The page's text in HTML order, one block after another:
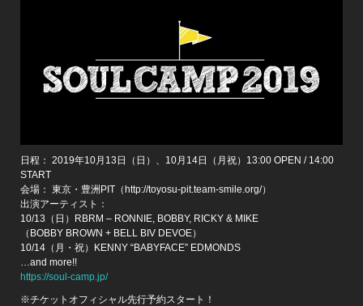
日程： 2019年10月13日（日）、10月14日（月祝）13:00 OPEN / 14:00
START
会場： 東京・豊洲PIT（http://toyosu-pit.team-smile.org/）
出演アーティスト：
10/13（日）RBRM – RONNIE, BOBBY, RICKY & MIKE
（BOBBY BROWN + BELL BIV DEVOE）
10/14（月・祝）KENNY “BABYFACE” EDMONDS
…and more!!
https://soul-camp.jp/
※チケットオフィシャル先行予約スタート！